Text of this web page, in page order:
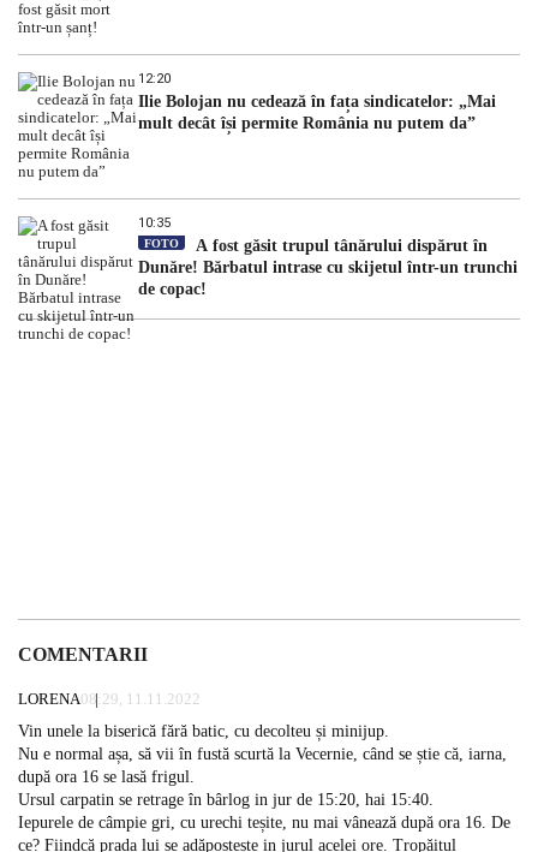
12:20
Ilie Bolojan nu cedează în fața sindicatelor: „Mai
mult decât își permite România nu putem da”
10:35
FOTO
A fost găsit trupul tânărului dispărut în
Dunăre! Bărbatul intrase cu skijetul într-un trunchi
de copac!
COMENTARII
LORENA08:29, 11.11.2022
Vin unele la biserică fără batic, cu decolteu și minijup.
Nu e normal așa, să vii în fustă scurtă la Vecernie, când se știe că, iarna,
după ora 16 se lasă frigul.
Ursul carpatin se retrage în bârlog in jur de 15:20, hai 15:40.
Iepurele de câmpie gri, cu urechi teșite, nu mai vânează după ora 16. De
ce? Fiindcă prada lui se adăpostește in jurul acelei ore. Tropăitul